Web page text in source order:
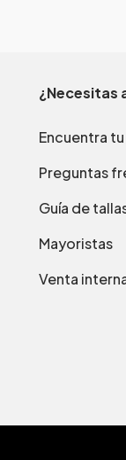
¿Necesitas
Encuentra
Preguntas
Guía de
Mayoristas
Venta